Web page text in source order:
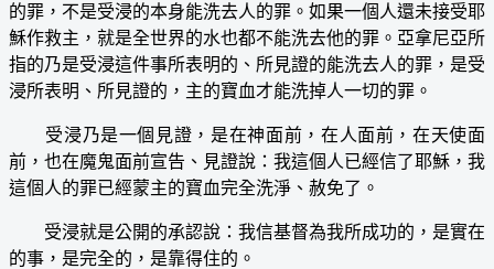
的罪，不是受浸的本身能洗去人的罪。如果一個人還未接受耶
穌作救主，就是全世界的水也都不能洗去他的罪。亞拿尼亞所
指的乃是受浸這件事所表明的、所見證的能洗去人的罪，是受
浸所表明、所見證的，主的寶血才能洗掉人一切的罪。
受浸乃是一個見證，是在神面前，在人面前，在天使面
前，也在魔鬼面前宣告、見證說：我這個人已經信了耶穌，我
這個人的罪已經蒙主的寶血完全洗淨、赦免了。
受浸就是公開的承認說：我信基督為我所成功的，是實在
的事，是完全的，是靠得住的。